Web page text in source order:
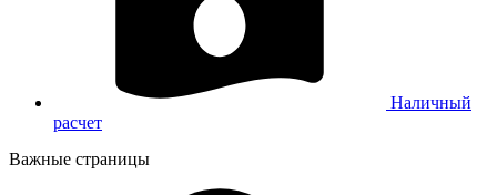
Наличный
расчет
Важные страницы